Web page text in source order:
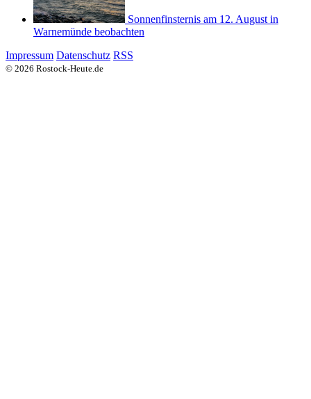
Sonnenfinsternis am 12. August in
Warnemünde beobachten
Impressum Datenschutz RSS
© 2026 Rostock-Heute.de